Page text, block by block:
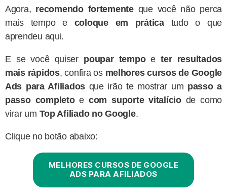
Agora, recomendo fortementeque você não perca
mais tempo e coloque em práticatudo o que
aprendeu aqui.
E se você quiser poupar tempoe ter resultados
mais rápidos, confira os melhores cursos de Google
Ads para Afiliadosque irão te mostrar um passo a
passo completoe com suporte vitalíciode como
virar um Top Afiliado no Google.
Clique no botão abaixo:
MELHORES CURSOS DE GOOGLE
ADS PARA AFILIADOS